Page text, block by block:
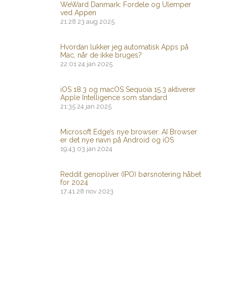
WeWard Danmark: Fordele og Ulemper
ved Appen
21:28 23 aug 2025
Hvordan lukker jeg automatisk Apps på
Mac, når de ikke bruges?
22:01 24 jan 2025
iOS 18.3 og macOS Sequoia 15.3 aktiverer
Apple Intelligence som standard
21:35 24 jan 2025
Microsoft Edge’s nye browser: AI Browser
er det nye navn på Android og iOS
19:43 03 jan 2024
Reddit genopliver (IPO) børsnotering håbet
for 2024
17:41 28 nov 2023